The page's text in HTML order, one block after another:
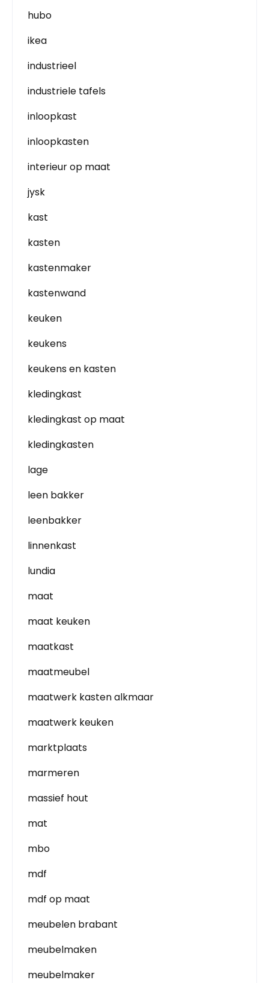
hubo
ikea
industrieel
industriele tafels
inloopkast
inloopkasten
interieur op maat
jysk
kast
kasten
kastenmaker
kastenwand
keuken
keukens
keukens en kasten
kledingkast
kledingkast op maat
kledingkasten
lage
leen bakker
leenbakker
linnenkast
lundia
maat
maat keuken
maatkast
maatmeubel
maatwerk kasten alkmaar
maatwerk keuken
marktplaats
marmeren
massief hout
mat
mbo
mdf
mdf op maat
meubelen brabant
meubelmaken
meubelmaker